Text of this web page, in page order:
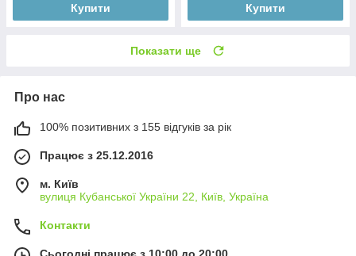
Купити Купити
Показати ще
Про нас
100% позитивних з 155 відгуків за рік
Працює з 25.12.2016
м. Київ
вулиця Кубанської України 22, Київ, Україна
Контакти